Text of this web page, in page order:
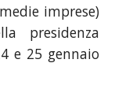
imprese)
presidenza
e 25 gennaio